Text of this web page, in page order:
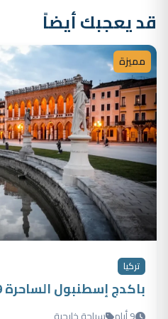
قد يعجبك أيضاً
مميزة
تركيا
باكدج إسطنبول الساحرة 9 أيام